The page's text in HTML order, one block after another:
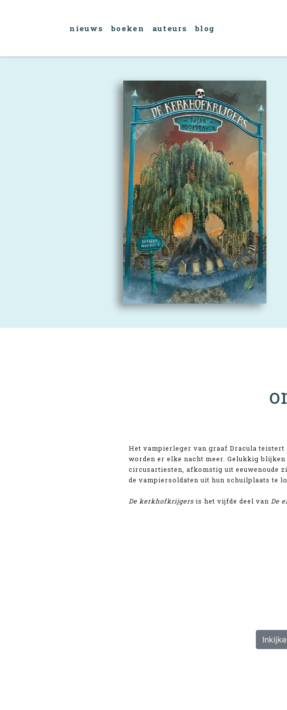
nieuws boeken auteurs blog
Het vampierleger van graaf Dracula
worden er elke nacht meer. Gelukkig
circusartiesten, afkomstig uit eeuwenoude
de vampiersoldaten uit hun schuilplaats te
De kerkhofkrijgersis het vijfde deel van De